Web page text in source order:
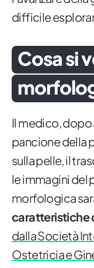
difficile
Cosa si
Il medico, dopo
pancione della
sulla pelle, il
le immagini del
morfologica
caratteristiche
dalla Società
Ostetricia e